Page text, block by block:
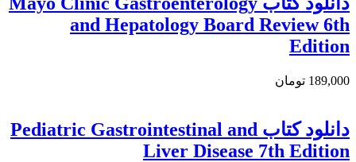
and Hepatology Board Review 6th
Edition
189,000 تومان
دانلود کتاب Pediatric Gastrointestinal and
Liver Disease 7th Edition